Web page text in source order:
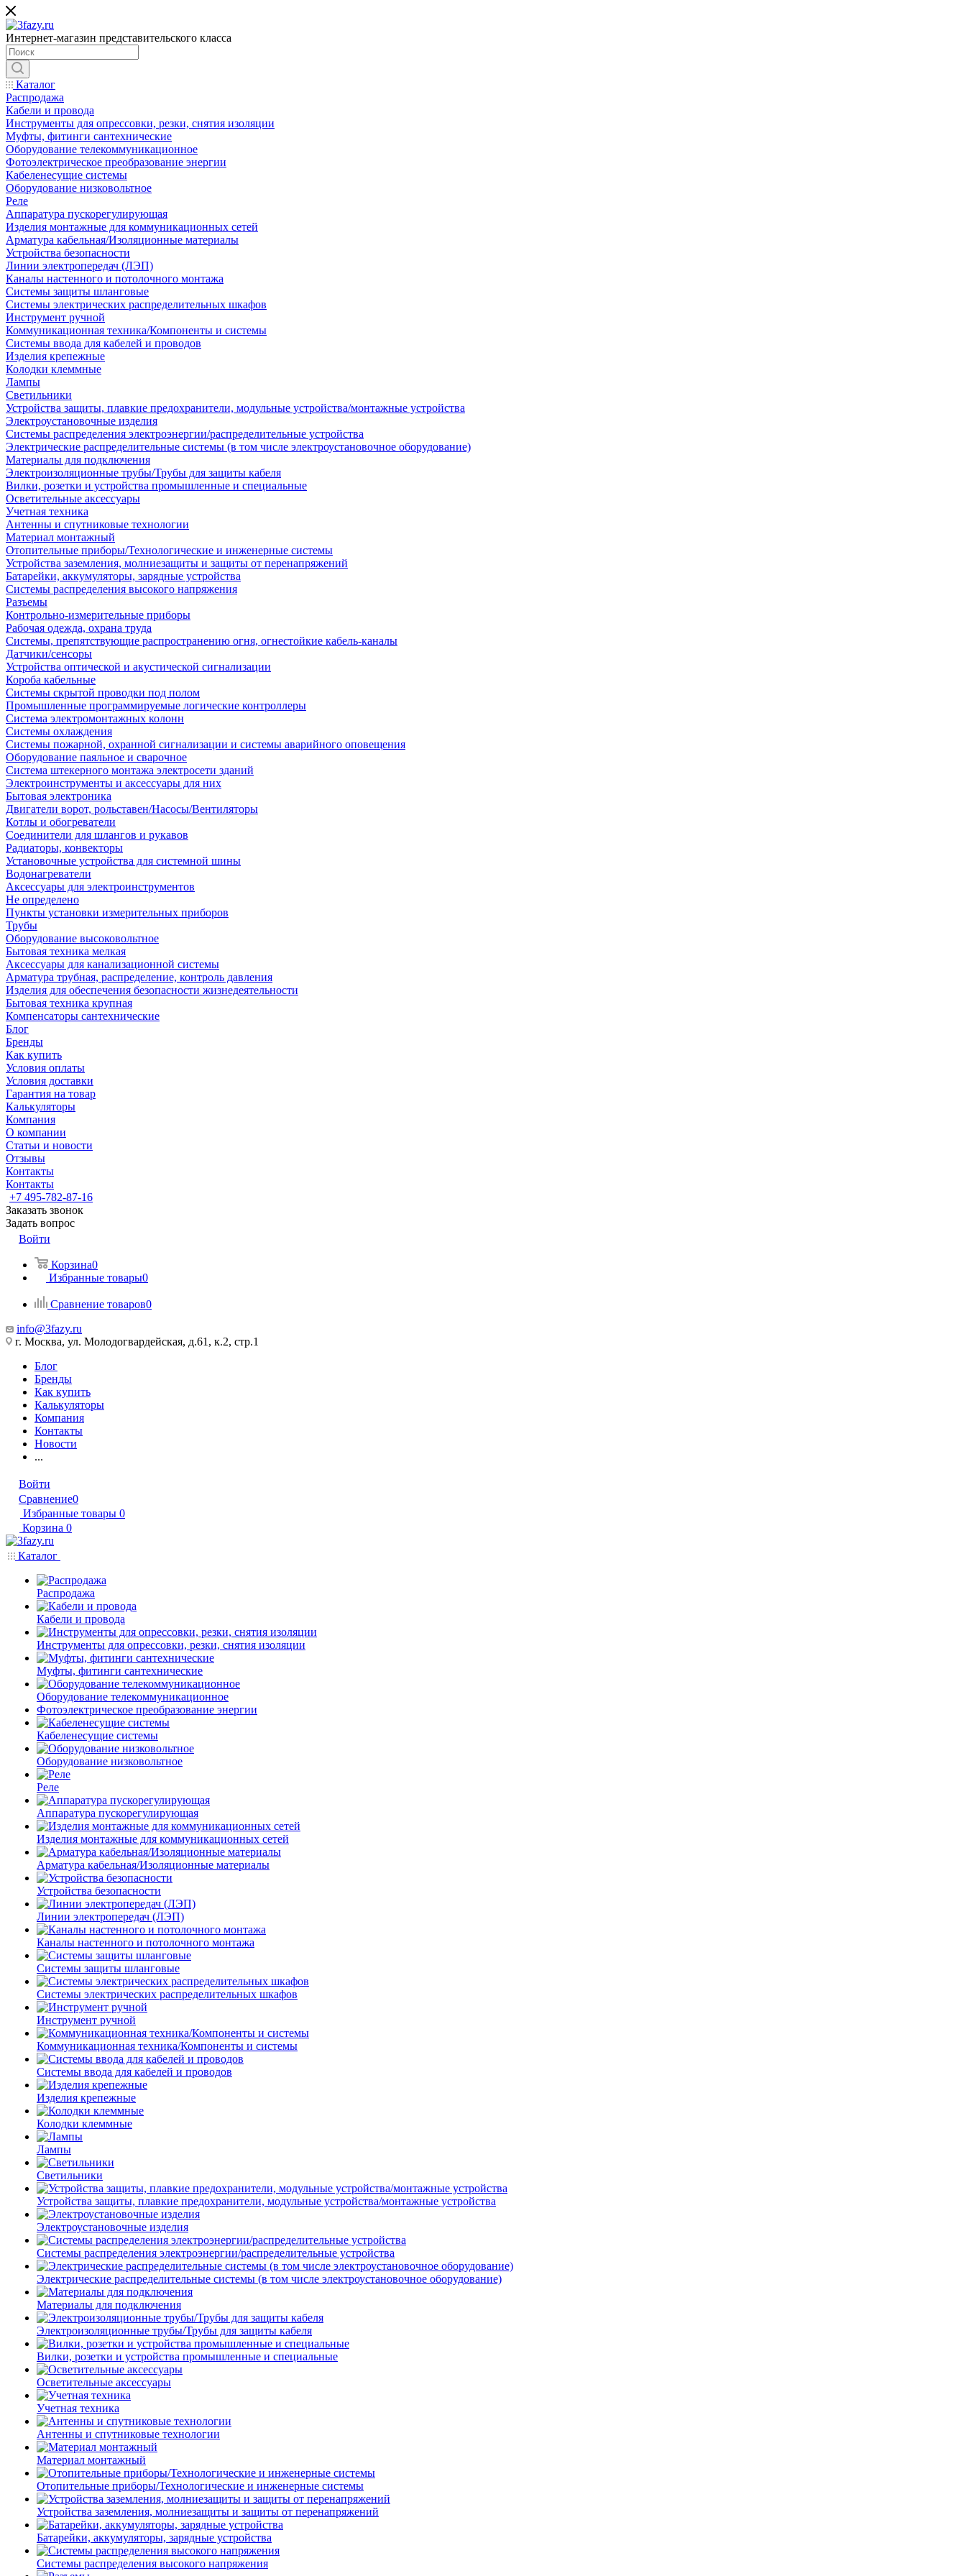
Интернет-магазин представительского класса
Каталог
Распродажа
Кабели и провода
Инструменты для опрессовки, резки, снятия изоляции
Муфты, фитинги сантехнические
Оборудование телекоммуникационное
Фотоэлектрическое преобразование энергии
Кабеленесущие системы
Оборудование низковольтное
Реле
Аппаратура пускорегулирующая
Изделия монтажные для коммуникационных сетей
Арматура кабельная/Изоляционные материалы
Устройства безопасности
Линии электропередач (ЛЭП)
Каналы настенного и потолочного монтажа
Системы защиты шланговые
Системы электрических распределительных шкафов
Инструмент ручной
Коммуникационная техника/Компоненты и системы
Системы ввода для кабелей и проводов
Изделия крепежные
Колодки клеммные
Лампы
Светильники
Устройства защиты, плавкие предохранители, модульные устройства/монтажные устройства
Электроустановочные изделия
Системы распределения электроэнергии/распределительные устройства
Электрические распределительные системы (в том числе электроустановочное оборудование)
Материалы для подключения
Электроизоляционные трубы/Трубы для защиты кабеля
Вилки, розетки и устройства промышленные и специальные
Осветительные аксессуары
Учетная техника
Антенны и спутниковые технологии
Материал монтажный
Отопительные приборы/Технологические и инженерные системы
Устройства заземления, молниезащиты и защиты от перенапряжений
Батарейки, аккумуляторы, зарядные устройства
Системы распределения высокого напряжения
Разъемы
Контрольно-измерительные приборы
Рабочая одежда, охрана труда
Системы, препятствующие распространению огня, огнестойкие кабель-каналы
Датчики/сенсоры
Устройства оптической и акустической сигнализации
Короба кабельные
Системы скрытой проводки под полом
Промышленные программируемые логические контроллеры
Система электромонтажных колонн
Системы охлаждения
Системы пожарной, охранной сигнализации и системы аварийного оповещения
Оборудование паяльное и сварочное
Система штекерного монтажа электросети зданий
Электроинструменты и аксессуары для них
Бытовая электроника
Двигатели ворот, рольставен/Насосы/Вентиляторы
Котлы и обогреватели
Соединители для шлангов и рукавов
Радиаторы, конвекторы
Установочные устройства для системной шины
Водонагреватели
Аксессуары для электроинструментов
Не определено
Пункты установки измерительных приборов
Трубы
Оборудование высоковольтное
Бытовая техника мелкая
Аксессуары для канализационной системы
Арматура трубная, распределение, контроль давления
Изделия для обеспечения безопасности жизнедеятельности
Бытовая техника крупная
Компенсаторы сантехнические
Блог
Бренды
Как купить
Условия оплаты
Условия доставки
Гарантия на товар
Калькуляторы
Компания
О компании
Статьи и новости
Отзывы
Контакты
Контакты
+7 495-782-87-16
Заказать звонок
Задать вопрос
Войти
Корзина0
Избранные товары0
Сравнение товаров0
info@3fazy.ru
г. Москва, ул. Молодогвардейская, д.61, к.2, стр.1
Блог
Бренды
Как купить
Калькуляторы
Компания
Контакты
Новости
...
Войти
Сравнение0
Избранные товары 0
Корзина 0
Каталог
Распродажа
Кабели и провода
Инструменты для опрессовки, резки, снятия изоляции
Муфты, фитинги сантехнические
Оборудование телекоммуникационное
Фотоэлектрическое преобразование энергии
Кабеленесущие системы
Оборудование низковольтное
Реле
Аппаратура пускорегулирующая
Изделия монтажные для коммуникационных сетей
Арматура кабельная/Изоляционные материалы
Устройства безопасности
Линии электропередач (ЛЭП)
Каналы настенного и потолочного монтажа
Системы защиты шланговые
Системы электрических распределительных шкафов
Инструмент ручной
Коммуникационная техника/Компоненты и системы
Системы ввода для кабелей и проводов
Изделия крепежные
Колодки клеммные
Лампы
Светильники
Устройства защиты, плавкие предохранители, модульные устройства/монтажные устройства
Электроустановочные изделия
Системы распределения электроэнергии/распределительные устройства
Электрические распределительные системы (в том числе электроустановочное оборудование)
Материалы для подключения
Электроизоляционные трубы/Трубы для защиты кабеля
Вилки, розетки и устройства промышленные и специальные
Осветительные аксессуары
Учетная техника
Антенны и спутниковые технологии
Материал монтажный
Отопительные приборы/Технологические и инженерные системы
Устройства заземления, молниезащиты и защиты от перенапряжений
Батарейки, аккумуляторы, зарядные устройства
Системы распределения высокого напряжения